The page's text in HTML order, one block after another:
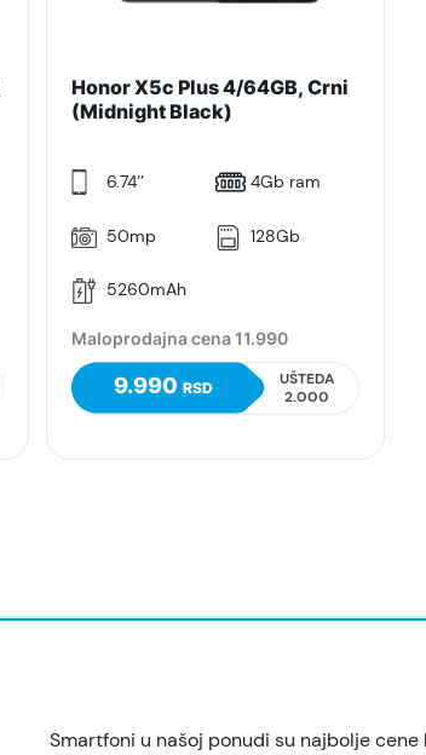
Honor X5c Plus 4/64GB, Crni
(Midnight Black)
6.74’’ 4Gb ram
50mp 128Gb
5260mAh
Maloprodajna cena 11.990
9.990RSD
UŠTEDA
2.000
Smartfoni u našoj ponudi su najbolje cene